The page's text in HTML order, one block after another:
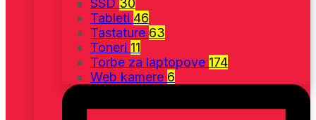
SSD 30
Tableti 46
Tastature 63
Toneri 11
Torbe za laptopove 174
Web kamere 6